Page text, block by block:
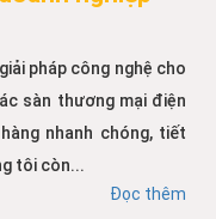
pháp công nghệ cho
sàn thương mại điện
nhanh chóng, tiết
tôi còn...
Đọc thêm